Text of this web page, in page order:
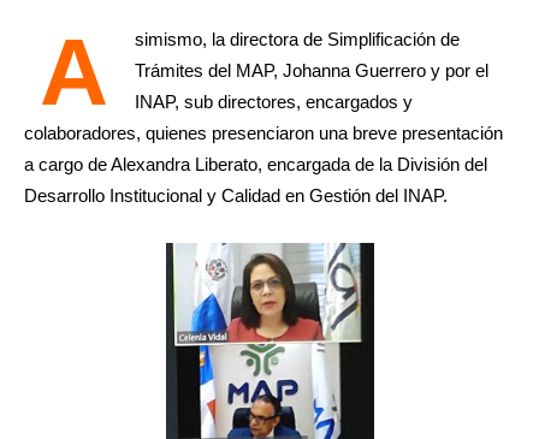
A
simismo, la directora de Simplificación de
Trámites del MAP, Johanna Guerrero y por el
INAP, sub directores, encargados y
colaboradores, quienes presenciaron una breve presentación
a cargo de Alexandra Liberato, encargada de la División del
Desarrollo Institucional y Calidad en Gestión del INAP.